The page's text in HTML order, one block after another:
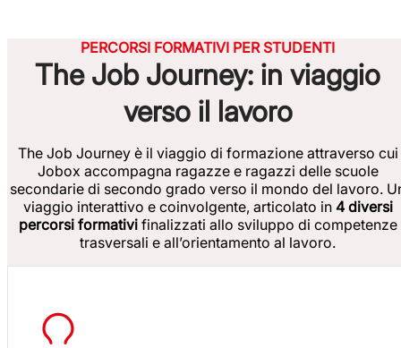
PERCORSI FORMATIVI PER STUDENTI
The Job Journey: in viaggio
verso il lavoro
The Job Journey è il viaggio di formazione attraverso cui
Jobox accompagna ragazze e ragazzi delle scuole
secondarie di secondo grado verso il mondo del lavoro.
viaggio interattivo e coinvolgente, articolato in 4 diversi
percorsi formativifinalizzati allo sviluppo di competenze
trasversali e all’orientamento al lavoro.